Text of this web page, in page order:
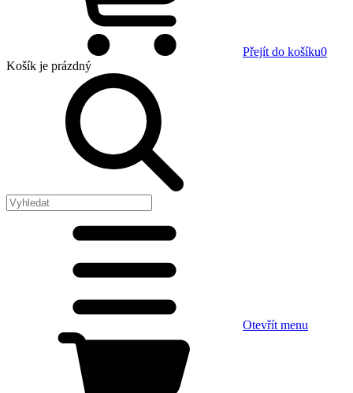
Přejít do košíku0
Košík je prázdný
Otevřít menu